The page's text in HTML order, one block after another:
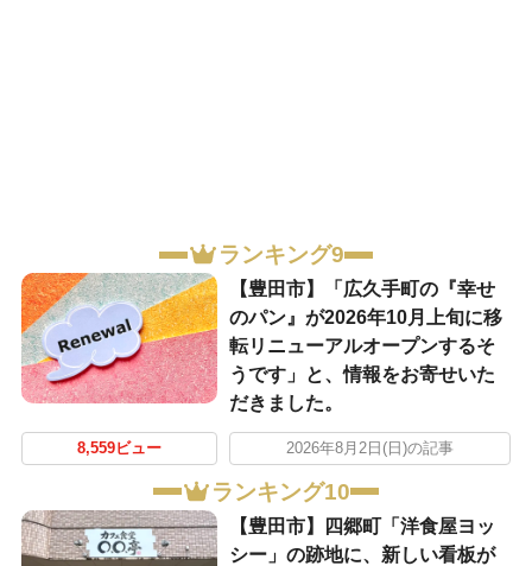
ランキング9
【豊田市】「広久手町の『幸せ
のパン』が2026年10月上旬に移
転リニューアルオープンするそ
うです」と、情報をお寄せいた
だきました。
8,559ビュー 2026年8月2日(日)の記事
ランキング10
【豊田市】四郷町「洋食屋ヨッ
シー」の跡地に、新しい看板が